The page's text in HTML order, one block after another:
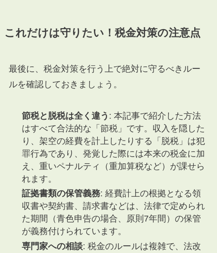
これだけは守りたい！税金対策の注意点
最後に、税金対策を行う上で絶対に守るべきルー
ルを確認しておきましょう。
節税と脱税は全く違う : 本記事で紹介した方法
はすべて合法的な「節税」です。収入を隠した
り、架空の経費を計上したりする「脱税」は犯
罪行為であり、発覚した際には本来の税金に加
え、重いペナルティ（重加算税など）が課せら
れます。
証拠書類の保管義務: 経費計上の根拠となる領
収書や契約書、請求書などは、法律で定められ
た期間（青色申告の場合、原則7年間）の保管
が義務付けられています。
専門家への相談: 税金のルールは複雑で、法改